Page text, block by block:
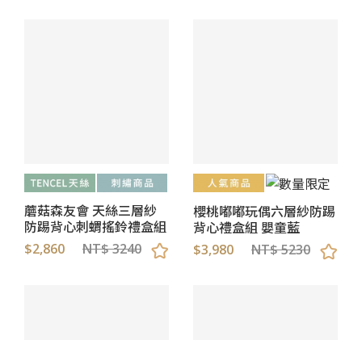
蘑菇森友會 天絲三層紗
防踢背心刺蝟搖鈴禮盒組
$2,860 NT$ 3240
櫻桃嘟嘟玩偶六層紗防踢
背心禮盒組 嬰童藍
$3,980 NT$ 5230